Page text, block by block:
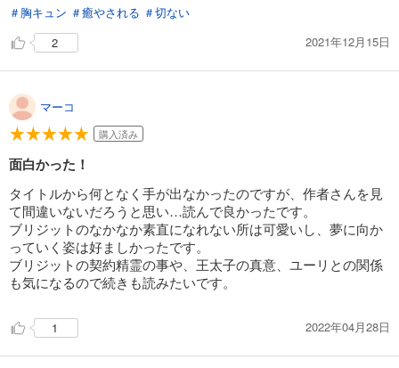
＃胸キュン ＃癒やされる ＃切ない
2
2021年12月15日
マーコ
購入済み
面白かった！
タイトルから何となく手が出なかったのですが、作者さんを見
て間違いないだろうと思い…読んで良かったです。
ブリジットのなかなか素直になれない所は可愛いし、夢に向か
っていく姿は好ましかったです。
ブリジットの契約精霊の事や、王太子の真意、ユーリとの関係
も気になるので続きも読みたいです。
1 2022年04月28日